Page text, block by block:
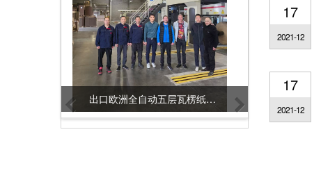
出口欧洲全自动五层瓦楞纸板生产线样版
17
2021-12
17
2021-12